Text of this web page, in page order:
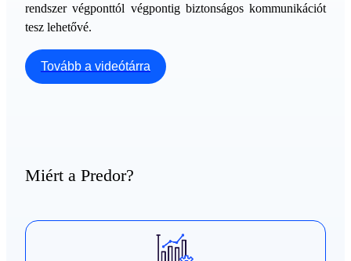
rendszer végponttól végpontig biztonságos kommunikációt
tesz lehetővé.
Tovább a videótárra
Miért a Predor?